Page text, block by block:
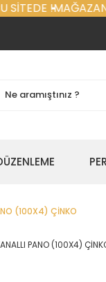
SİTEDE !
(100X4) ÇİNKO